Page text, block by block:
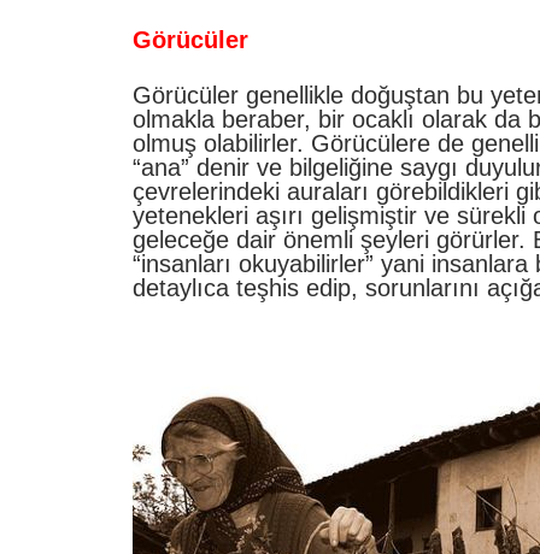
Görücüler
Görücüler genellikle doğuştan bu
olmakla beraber, bir ocaklı olarak da
olmuş olabilirler. Görücülere de
“ana” denir ve bilgeliğine saygı
çevrelerindeki auraları görebildikleri
yetenekleri aşırı gelişmiştir ve sürekli
geleceğe dair önemli şeyleri görürler.
“insanları okuyabilirler” yani insanlara
detaylıca teşhis edip, sorunlarını